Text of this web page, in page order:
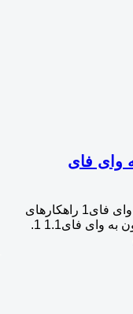
وای فای
دسترسی سریع0.1 وصل نشدن آیفون به وای فای1 راهکارهای
موجود جهت رفع مشکل وصل نشدن آیفون به وای فای1.1 1.